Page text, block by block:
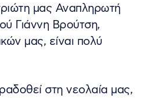
μας Αναπληρωτή
Γιάννη Βρούτση,
μας, είναι πολύ
στη νεολαία μας,